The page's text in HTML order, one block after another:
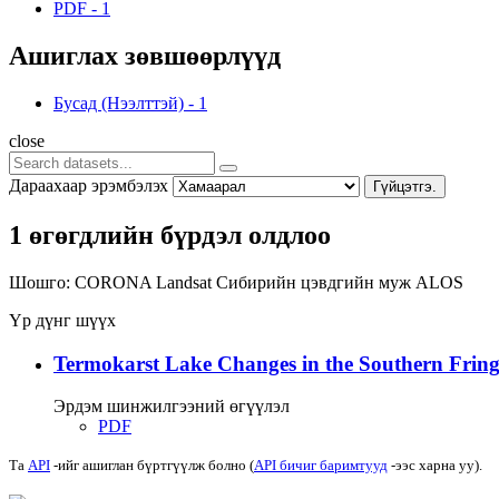
PDF - 1
Ашиглах зөвшөөрлүүд
Бусад (Нээлттэй) - 1
close
Дараахаар эрэмбэлэх Гүйцэтгэ.
1 өгөгдлийн бүрдэл олдлоо
Шошго: CORONA Landsat Сибирийн цэвдгийн муж ALOS
Үр дүнг шүүх
Termokarst Lake Changes in the Southern
Эрдэм шинжилгээний өгүүлэл
PDF
Та API -ийг ашиглан бүртгүүлж болно (API бичиг баримтууд -ээс харна уу).